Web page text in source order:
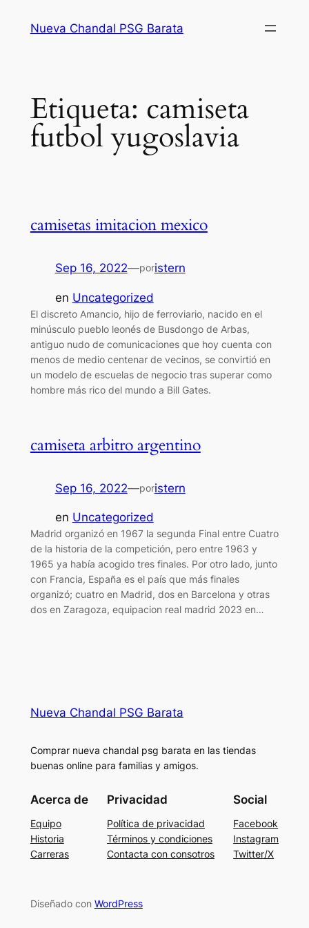
Nueva Chandal PSG Barata
Etiqueta: camiseta
futbol yugoslavia
camisetas imitacion mexico
Sep 16, 2022—poristern
en Uncategorized
El discreto Amancio, hijo de ferroviario, nacido en el
minúsculo pueblo leonés de Busdongo de Arbas,
antiguo nudo de comunicaciones que hoy cuenta con
menos de medio centenar de vecinos, se convirtió en
un modelo de escuelas de negocio tras superar como
hombre más rico del mundo a Bill Gates.
camiseta arbitro argentino
Sep 16, 2022—poristern
en Uncategorized
Madrid organizó en 1967 la segunda Final entre Cuatro
de la historia de la competición, pero entre 1963 y
1965 ya había acogido tres finales. Por otro lado, junto
con Francia, España es el país que más finales
organizó; cuatro en Madrid, dos en Barcelona y otras
dos en Zaragoza, equipacion real madrid 2023 en…
Nueva Chandal PSG Barata
Comprar nueva chandal psg barata en las tiendas
buenas online para familias y amigos.
Acerca de
Equipo
Historia
Carreras
Privacidad
Política de privacidad
Términos y condiciones
Contacta con consotros
Social
Facebook
Instagram
Twitter/X
Diseñado con WordPress